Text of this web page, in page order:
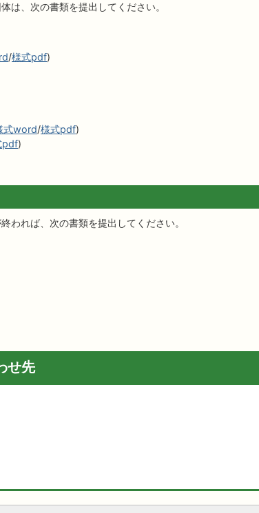
は、次の書類を提出してください。
/様式pdf)
式word/様式pdf)
pdf)
われば、次の書類を提出してください。
せ先